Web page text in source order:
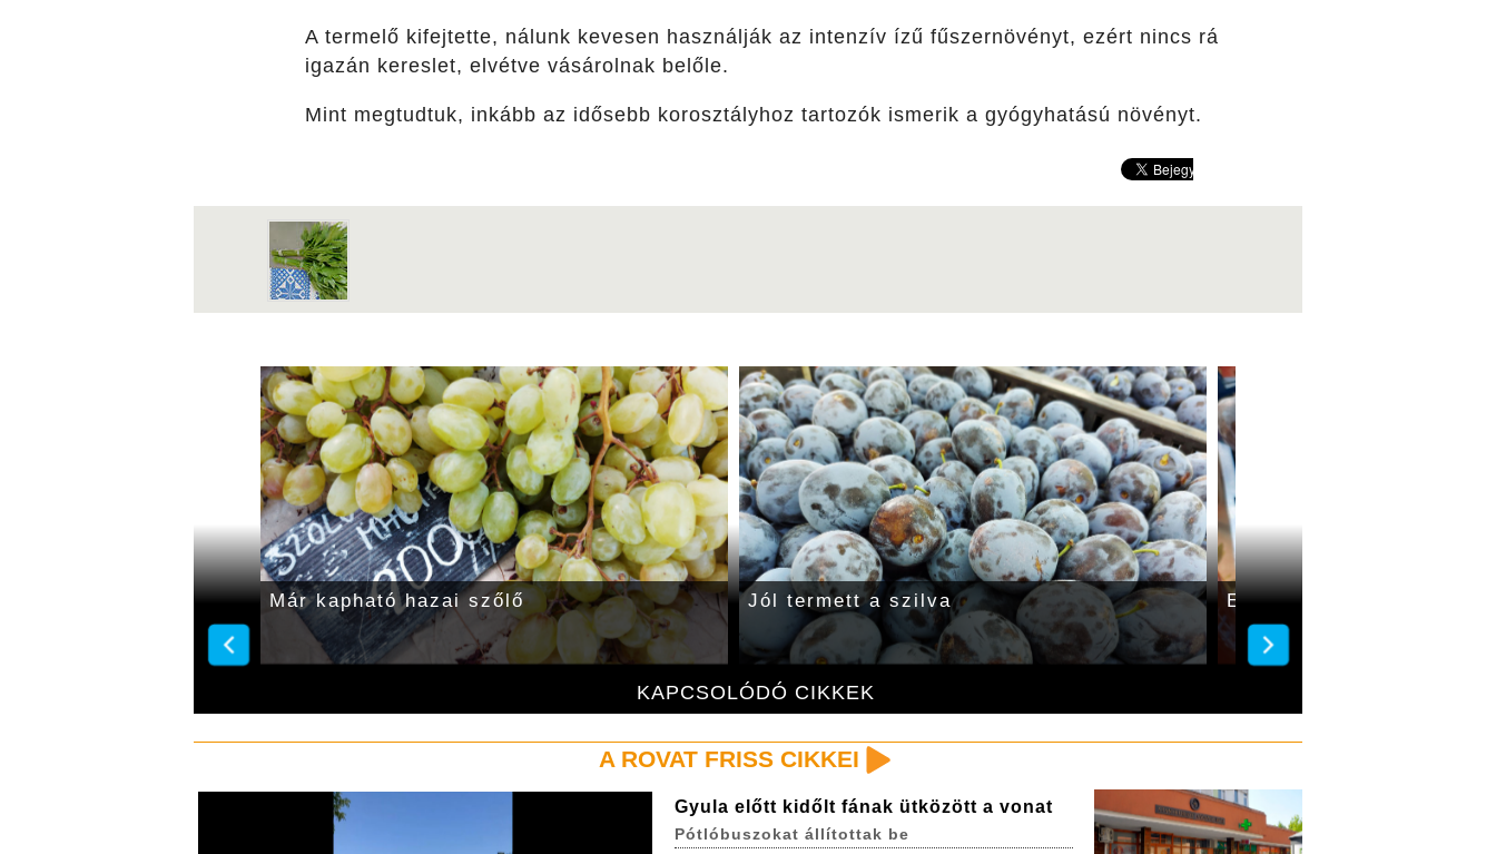
A termelő kifejtette, nálunk kevesen használják az intenzív ízű fűszernövényt, ezért nincs rá
igazán kereslet, elvétve vásárolnak belőle.
Mint megtudtuk, inkább az idősebb korosztályhoz tartozók ismerik a gyógyhatású növényt.
KAPCSOLÓDÓ CIKKEK
450–600 forint Már kapható hazai szőlő Jól termett a szilva Egy kilogramm szilva
A ROVAT FRISS CIKKEI
Gyula előtt kidőlt fának ütközött a vonat
Pótlóbuszokat állítottak be